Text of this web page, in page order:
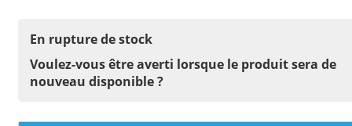
En rupture de stock
Voulez-vous être averti lorsque le produit sera de
nouveau disponible ?